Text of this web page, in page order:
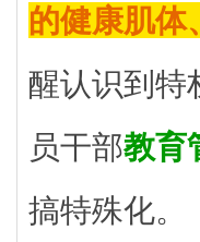
的健康肌体
醒认识到特
员干部教育
搞特殊化。